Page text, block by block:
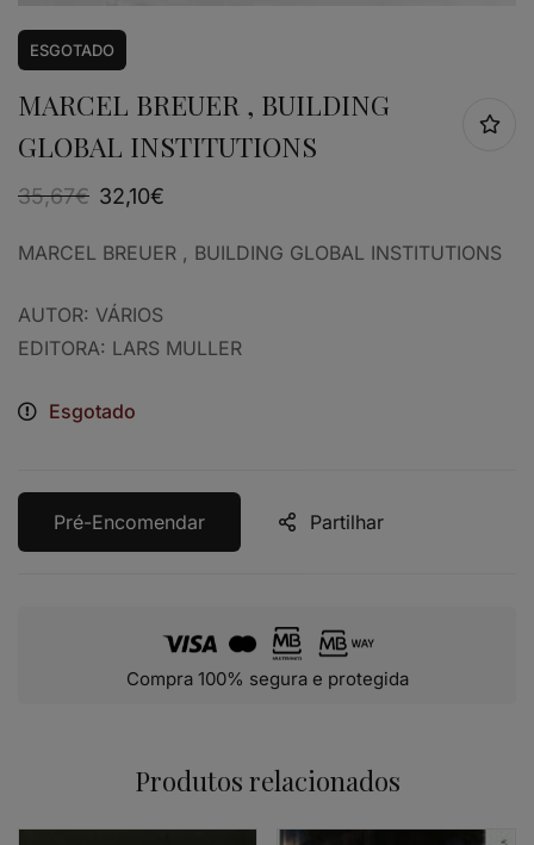
ESGOTADO
MARCEL BREUER , BUILDING
GLOBAL INSTITUTIONS
35,67€ 32,10€
MARCEL BREUER , BUILDING GLOBAL INSTITUTIONS
AUTOR: VÁRIOS
EDITORA: LARS MULLER
Esgotado
Pré-Encomendar Partilhar
Compra 100% segura e protegida
Produtos relacionados